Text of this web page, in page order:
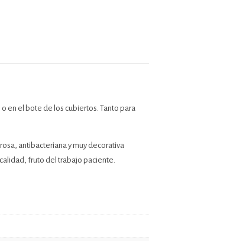
en el bote de los cubiertos. Tanto para
antibacteriana y muy decorativa
fruto del trabajo paciente.